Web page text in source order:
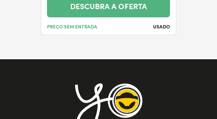
DESCUBRA A OFERTA
PREÇO SEM ENTRADA USADO